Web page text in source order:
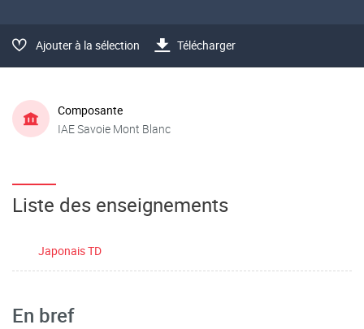
Ajouter à la sélection Télécharger
Composante
IAE Savoie Mont Blanc
Liste des enseignements
Japonais TD
En bref